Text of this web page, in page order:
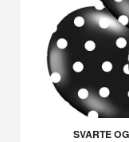
SVARTE